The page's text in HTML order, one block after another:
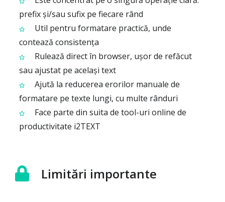
prefix și/sau sufix pe fiecare rând
Util pentru formatare practică, unde
contează consistența
Rulează direct în browser, ușor de refăcut
sau ajustat pe același text
Ajută la reducerea erorilor manuale de
formatare pe texte lungi, cu multe rânduri
Face parte din suita de tool-uri online de
productivitate i2TEXT
Limitări importante